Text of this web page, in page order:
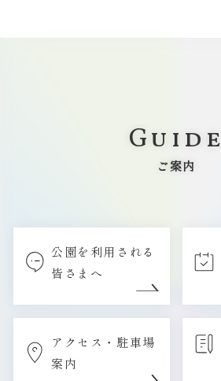
Guide
ご案内
公園を利用される
皆さまへ
アクセス・駐車場
案内